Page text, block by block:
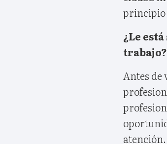
principio
¿Le
trabajo?
Antes de